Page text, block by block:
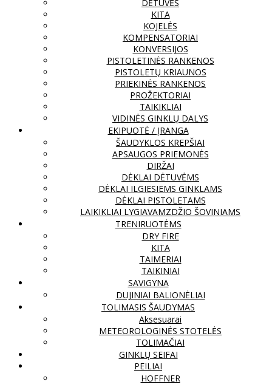
DĖTUVĖS
KITA
KOJELĖS
KOMPENSATORIAI
KONVERSIJOS
PISTOLETINĖS RANKENOS
PISTOLETŲ KRIAUNOS
PRIEKINĖS RANKENOS
PROŽEKTORIAI
TAIKIKLIAI
VIDINĖS GINKLŲ DALYS
EKIPUOTĖ / ĮRANGA
ŠAUDYKLOS KREPŠIAI
APSAUGOS PRIEMONĖS
DIRŽAI
DĖKLAI DĖTUVĖMS
DĖKLAI ILGIESIEMS GINKLAMS
DĖKLAI PISTOLETAMS
LAIKIKLIAI LYGIAVAMZDŽIO ŠOVINIAMS
TRENIRUOTĖMS
DRY FIRE
KITA
TAIMERIAI
TAIKINIAI
SAVIGYNA
DUJINIAI BALIONĖLIAI
TOLIMASIS ŠAUDYMAS
Aksesuarai
METEOROLOGINĖS STOTELĖS
TOLIMAČIAI
GINKLŲ SEIFAI
PEILIAI
HOFFNER